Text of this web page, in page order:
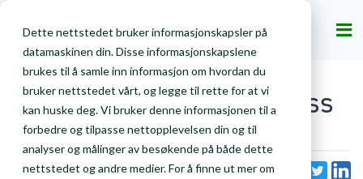
Dette nettstedet bruker informasjonskapsler på
datamaskinen din. Disse informasjonskapslene
brukes til å samle inn informasjon om hvordan du
bruker nettstedet vårt, og legge til rette for at vi
kan huske deg. Vi bruker denne informasjonen til a
forbedre og tilpasse nettopplevelsen din og til
analyser og målinger av besøkende på både dette
nettstedet og andre medier. For å finne ut mer om
Privat Bedrift
Taktskifte hos Franzefoss
8. mai 2024
Del dette innlegget